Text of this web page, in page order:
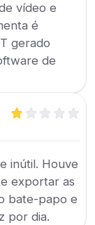
vídeo e
é
gerado
de
inútil. Houve
exportar as
bate-papo e
por dia.